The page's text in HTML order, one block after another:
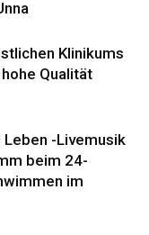
Klinikums
Qualität
-Livemusik
beim 24-
im